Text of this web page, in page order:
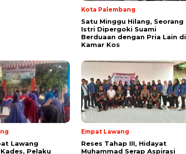
Kota Palembang
Satu Minggu Hilang, Seorang
Istri Dipergoki Suami
Berduaan dengan Pria Lain di
Kamar Kos
Lawang
Pelaku
Empat Lawang
Reses Tahap III, Hidayat
Muhammad Serap Aspirasi